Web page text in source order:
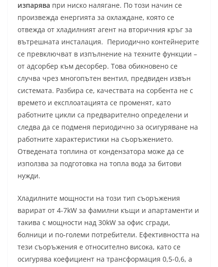
изпарява при ниско налягане. По този начин се
произвежда енергията за охлаждане, която се
отвежда от хладилният агент на вторичния кръг за
вътрешната инсталация. Периодично контейнерите
се превключват в изпълнение на техните функции –
от адсорбер към десорбер. Това обикновено се
случва чрез многопътен вентил, предвиден извън
системата. Разбира се, качествата на сорбента не с
времето и експлоатацията се променят, като
работните цикли са предварително определени и
следва да се подменя периодично за осигуряване на
работните характеристики на съоръжението.
Отведената топлина от кондензатора може да се
използва за подготовка на топла вода за битови
нужди.
Хладилните мощности на този тип съоръжения
варират от 4-7kW за фамилни къщи и апартаменти и
такива с мощности над 30kW за офис сгради,
болници и по-големи потребители. Ефективността на
тези съоръжения е относително висока, като се
осигурява коефициент на трансформация 0,5-0,6, а